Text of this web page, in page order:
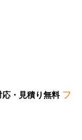
・見積り無料 フ